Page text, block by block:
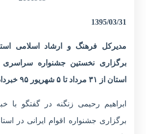
1395/03/31
مدیرکل فرهنگ و ارشاد اسلامی
برگزاری نخستین جشنواره سراسری
استان از ۳۱ مرداد تا ۵ شهریور ۹۵ خبرداد.
ابراهیم رحیمی زنگنه در گفتگو با
برگزاری جشنواره اقوام ایرانی در